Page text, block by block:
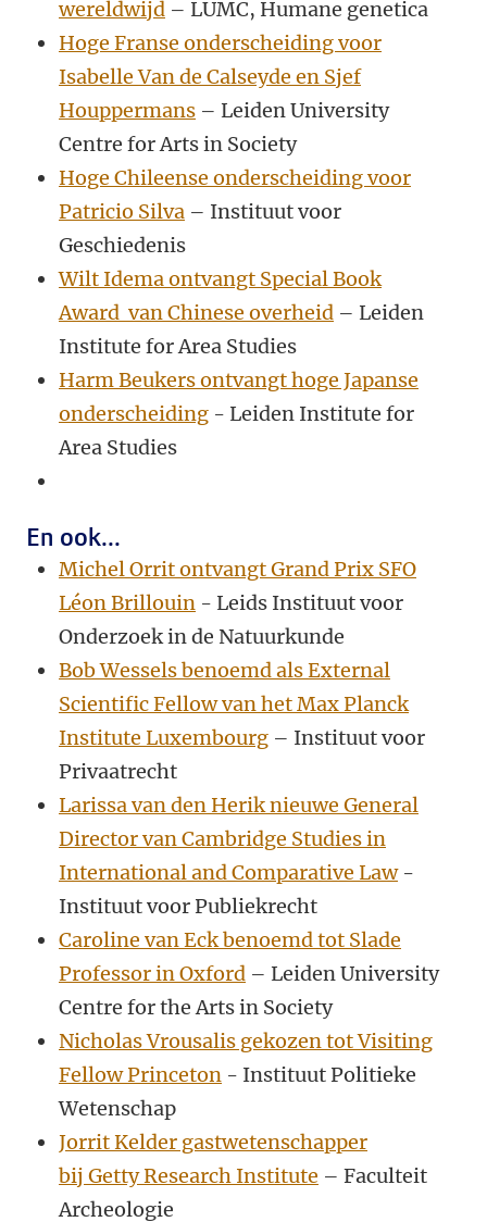
wereldwijd – LUMC, Humane genetica
Hoge Franse onderscheiding voor
Isabelle Van de Calseyde en Sjef
Houppermans – Leiden University
Centre for Arts in Society
Hoge Chileense onderscheiding voor
Patricio Silva – Instituut voor
Geschiedenis
Wilt Idema ontvangt Special Book
Award van Chinese overheid – Leiden
Institute for Area Studies
Harm Beukers ontvangt hoge Japanse
onderscheiding - Leiden Institute for
Area Studies
En ook...
Michel Orrit ontvangt Grand Prix SFO
Léon Brillouin - Leids Instituut voor
Onderzoek in de Natuurkunde
Bob Wessels benoemd als External
Scientific Fellow van het Max Planck
Institute Luxembourg – Instituut voor
Privaatrecht
Larissa van den Herik nieuwe General
Director van Cambridge Studies in
International and Comparative Law-
Instituut voor Publiekrecht
Caroline van Eck benoemd tot Slade
Professor in Oxford – Leiden University
Centre for the Arts in Society
Nicholas Vrousalis gekozen tot Visiting
Fellow Princeton - Instituut Politieke
Wetenschap
Jorrit Kelder gastwetenschapper
bij Getty Research Institute – Faculteit
Archeologie